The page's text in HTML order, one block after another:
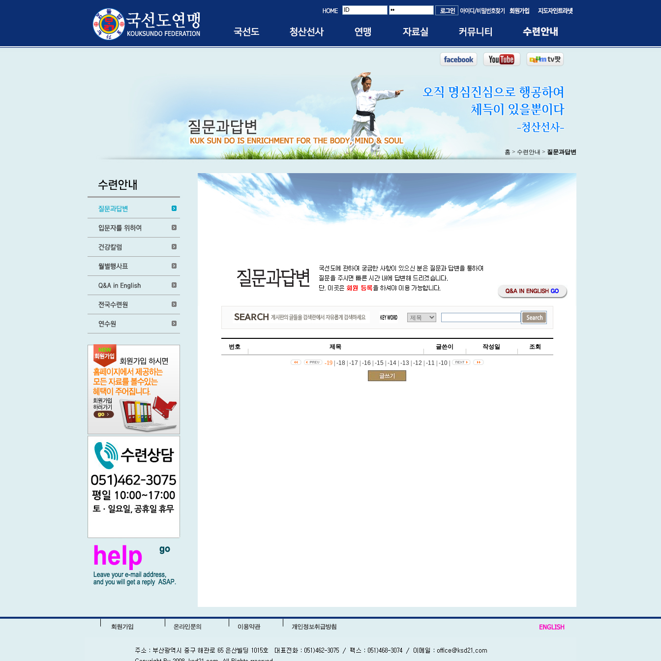
홈 > 수련안내 > 질문과답변
번호 제목 글쓴이 작성일 조회
-19| -18| -17 -16 -15 -14| -13 -12 -11 -10|